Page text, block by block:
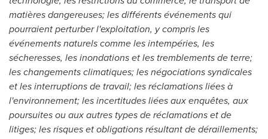
matières dangereuses; les différents événements qui
pourraient perturber l'exploitation, y compris les
événements naturels comme les intempéries, les
sécheresses, les inondations et les tremblements de terre;
les changements climatiques; les négociations syndicales
et les interruptions de travail; les réclamations liées à
l'environnement; les incertitudes liées aux enquêtes, aux
poursuites ou aux autres types de réclamations et de
litiges; les risques et obligations résultant de déraillements;